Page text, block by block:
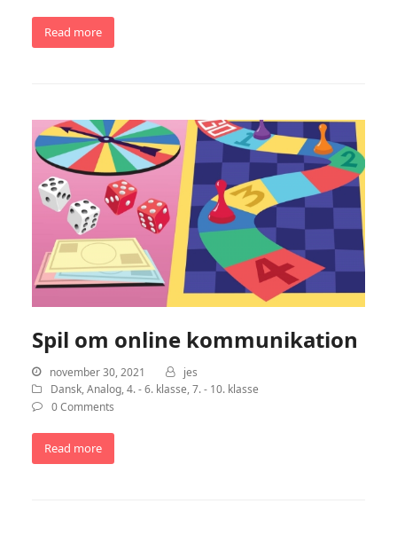
Read more
Spil om online kommunikation
november 30, 2021
jes
Dansk,Analog,4. - 6. klasse,7. - 10. klasse
0 Comments
Read more